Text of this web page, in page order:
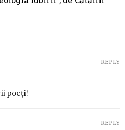
poeţi!
REPLY
REPLY